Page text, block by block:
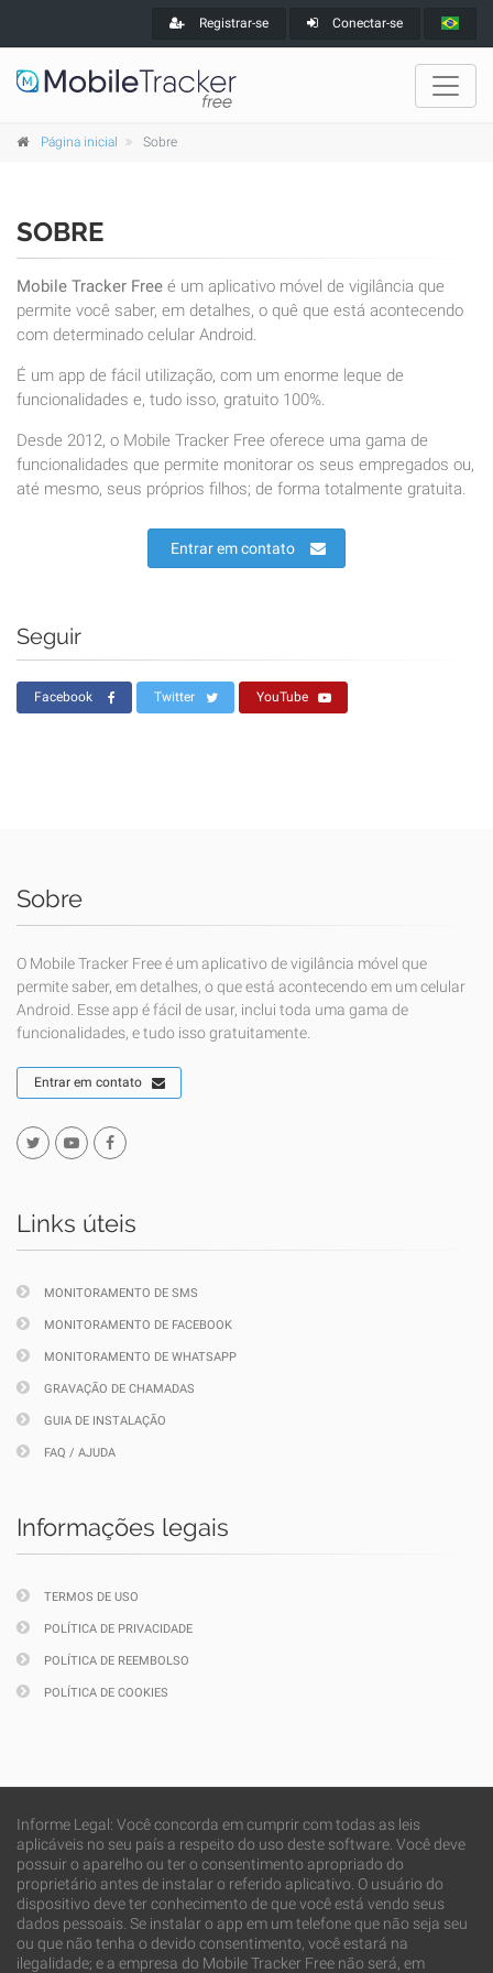
Registrar-se Conectar-se
Página inicial Sobre
SOBRE
Mobile Tracker Free é um aplicativo móvel de vigilância que
permite você saber, em detalhes, o quê que está acontecendo
com determinado celular Android.
É um app de fácil utilização, com um enorme leque de
funcionalidades e, tudo isso, gratuito 100%.
Desde 2012, o Mobile Tracker Free oferece uma gama de
funcionalidades que permite monitorar os seus empregados ou,
até mesmo, seus próprios filhos; de forma totalmente gratuita.
Entrar em contato
Seguir
Facebook Twitter YouTube
Sobre
O Mobile Tracker Free é um aplicativo de vigilância móvel que
permite saber, em detalhes, o que está acontecendo em um celular
Android. Esse app é fácil de usar, inclui toda uma gama de
funcionalidades, e tudo isso gratuitamente.
Entrar em contato
Links úteis
MONITORAMENTO DE SMS
MONITORAMENTO DE FACEBOOK
MONITORAMENTO DE WHATSAPP
GRAVAÇÃO DE CHAMADAS
GUIA DE INSTALAÇÃO
FAQ / AJUDA
Informações legais
TERMOS DE USO
POLÍTICA DE PRIVACIDADE
POLÍTICA DE REEMBOLSO
POLÍTICA DE COOKIES
Informe Legal: Você concorda em cumprir com todas as leis
aplicáveis no seu país a respeito do uso deste software. Você deve
possuir o aparelho ou ter o consentimento apropriado do
proprietário antes de instalar o referido aplicativo. O usuário do
dispositivo deve ter conhecimento de que você está vendo seus
dados pessoais. Se instalar o app em um telefone que não seja seu
ou que não tenha o devido consentimento, você estará na
ilegalidade; e a empresa do Mobile Tracker Free não será, em